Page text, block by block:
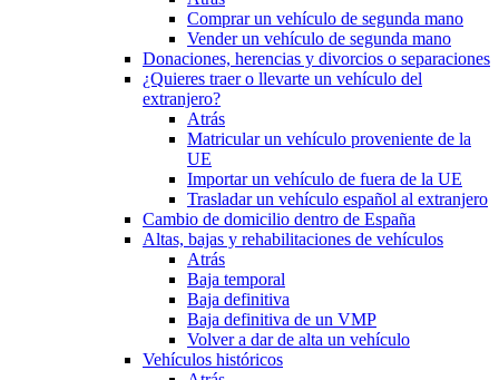
Comprar un vehículo de segunda mano
Vender un vehículo de segunda mano
Donaciones, herencias y divorcios o separaciones
¿Quieres traer o llevarte un vehículo del
extranjero?
Atrás
Matricular un vehículo proveniente de la
UE
Importar un vehículo de fuera de la UE
Trasladar un vehículo español al extranjero
Cambio de domicilio dentro de España
Altas, bajas y rehabilitaciones de vehículos
Atrás
Baja temporal
Baja definitiva
Baja definitiva de un VMP
Volver a dar de alta un vehículo
Vehículos históricos